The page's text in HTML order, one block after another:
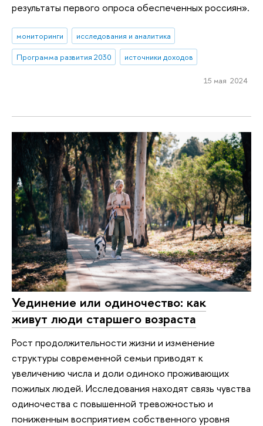
результаты первого опроса обеспеченных россиян».
мониторинги
исследования и аналитика
Программа развития 2030
источники доходов
15 мая 2024
Уединение или одиночество: как
живут люди старшего возраста
Рост продолжительности жизни и изменение
структуры современной семьи приводят к
увеличению числа и доли одиноко проживающих
пожилых людей. Исследования находят связь чувства
одиночества с повышенной тревожностью и
пониженным восприятием собственного уровня